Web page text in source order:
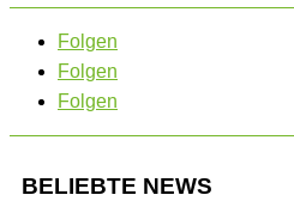
Folgen
Folgen
Folgen
BELIEBTE NEWS